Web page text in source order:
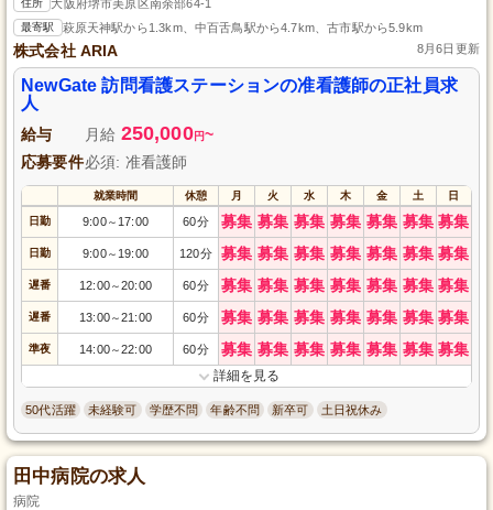
住所 大阪府堺市美原区南余部64-1
最寄駅 萩原天神駅から1.3km、中百舌鳥駅から4.7km、古市駅から5.9km
株式会社 ARIA 8月6日更新
NewGate 訪問看護ステーションの准看護師の正社員求
人
給与 月給 250,000円~
応募要件必須: 准看護師
就業時間 休憩 月 火 水 木 金 土 日
日勤 9:00～ 17:00 60分 募集 募集 募集 募集 募集 募集 募集
日勤 9:00～ 19:00 120分 募集 募集 募集 募集 募集 募集 募集
遅番 12:00～20:00 60分 募集 募集 募集 募集 募集 募集 募集
遅番 13:00～21:00 60分 募集 募集 募集 募集 募集 募集 募集
準夜 14:00～22:00 60分 募集 募集 募集 募集 募集 募集 募集
詳細を見る
50代活躍 未経験可 学歴不問 年齢不問 新卒可 土日祝休み
田中病院の求人
病院